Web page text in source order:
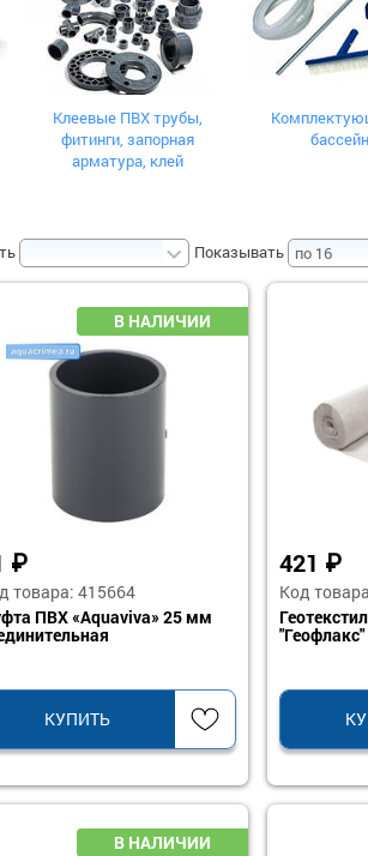
Клеевые ПВХ трубы,
фитинги, запорная
арматура, клей
Показывать
₽
товара: 415664
ПВХ «Aquaviva» 25 мм
КУПИТЬ
421 ₽
Код